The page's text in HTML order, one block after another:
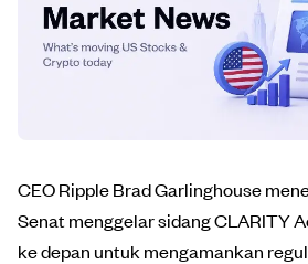
CEO Ripple Brad Garlinghouse
Senat menggelar sidang CLARITY
ke depan untuk mengamankan